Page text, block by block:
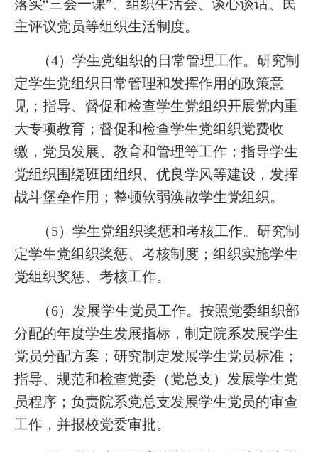
落实“三会一课”、组织生活会、谈心谈话、民
主评议党员等组织生活制度。
（4）学生党组织的日常管理工作。研究制
定学生党组织日常管理和发挥作用的政策意
见；指导、督促和检查学生党组织开展党内重
大专项教育；督促和检查学生党组织党费收
缴，党员发展、教育和管理等工作；指导学生
党组织围绕班团组织、优良学风等建设，发挥
战斗堡垒作用；整顿软弱涣散学生党组织。
（5）学生党组织奖惩和考核工作。研究制
定学生党组织奖惩、考核制度；组织实施学生
党组织奖惩、考核工作。
（6）发展学生党员工作。按照党委组织部
分配的年度学生发展指标，制定院系发展学生
党员分配方案；研究制定发展学生党员标准；
指导、规范和检查党委（党总支）发展学生党
员程序；负责院系党总支发展学生党员的审查
工作，并报校党委审批。